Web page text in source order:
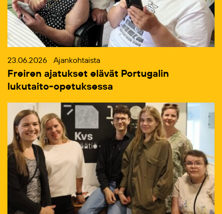
23.06.2026 Ajankohtaista
Freiren ajatukset elävät Portugalin
lukutaito-opetuksessa